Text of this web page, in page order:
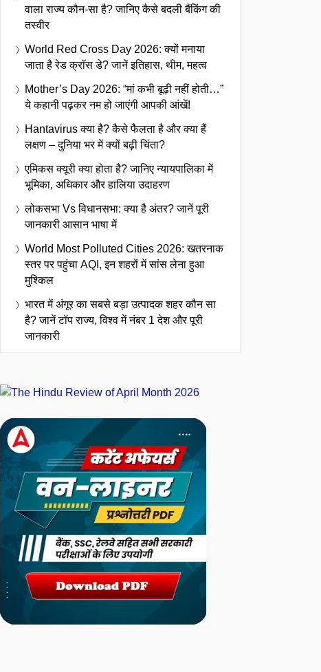
वाला राज्य कौन-सा है? जानिए कैसे बदली बैंकिंग की
तस्वीर
World Red Cross Day 2026: क्यों मनाया
जाता है रेड क्रॉस डे? जानें इतिहास, थीम, महत्व
Mother’s Day 2026: “मां कभी बूढ़ी नहीं होती…”
ये कहानी पढ़कर नम हो जाएंगी आपकी आंखें!
Hantavirus क्या है? कैसे फैलता है और क्या हैं
लक्षण – दुनिया भर में क्यों बढ़ी चिंता?
एमिकस क्यूरी क्या होता है? जानिए न्यायपालिका में
भूमिका, अधिकार और हालिया उदाहरण
लोकसभा Vs विधानसभा: क्या है अंतर? जानें पूरी
जानकारी आसान भाषा में
World Most Polluted Cities 2026: खतरनाक
स्तर पर पहुंचा AQI, इन शहरों में सांस लेना हुआ
मुश्किल
भारत में अंगूर का सबसे बड़ा उत्पादक शहर कौन सा
है? जानें टॉप राज्य, विश्व में नंबर 1 देश और पूरी
जानकारी